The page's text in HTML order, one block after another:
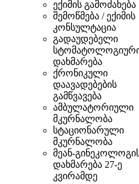
ექიმის გამოძახება
შემოწმება / ექიმის
კონსულტაცია
გადაუდებელი
დახმარება
ქრონიკული
დაავადებების
გამწვავება
ამბულატორიული
მკურნალობა
სტაციონარული
მკურნალობა
მეან-
დახმარება 27-ე
კვირამდე